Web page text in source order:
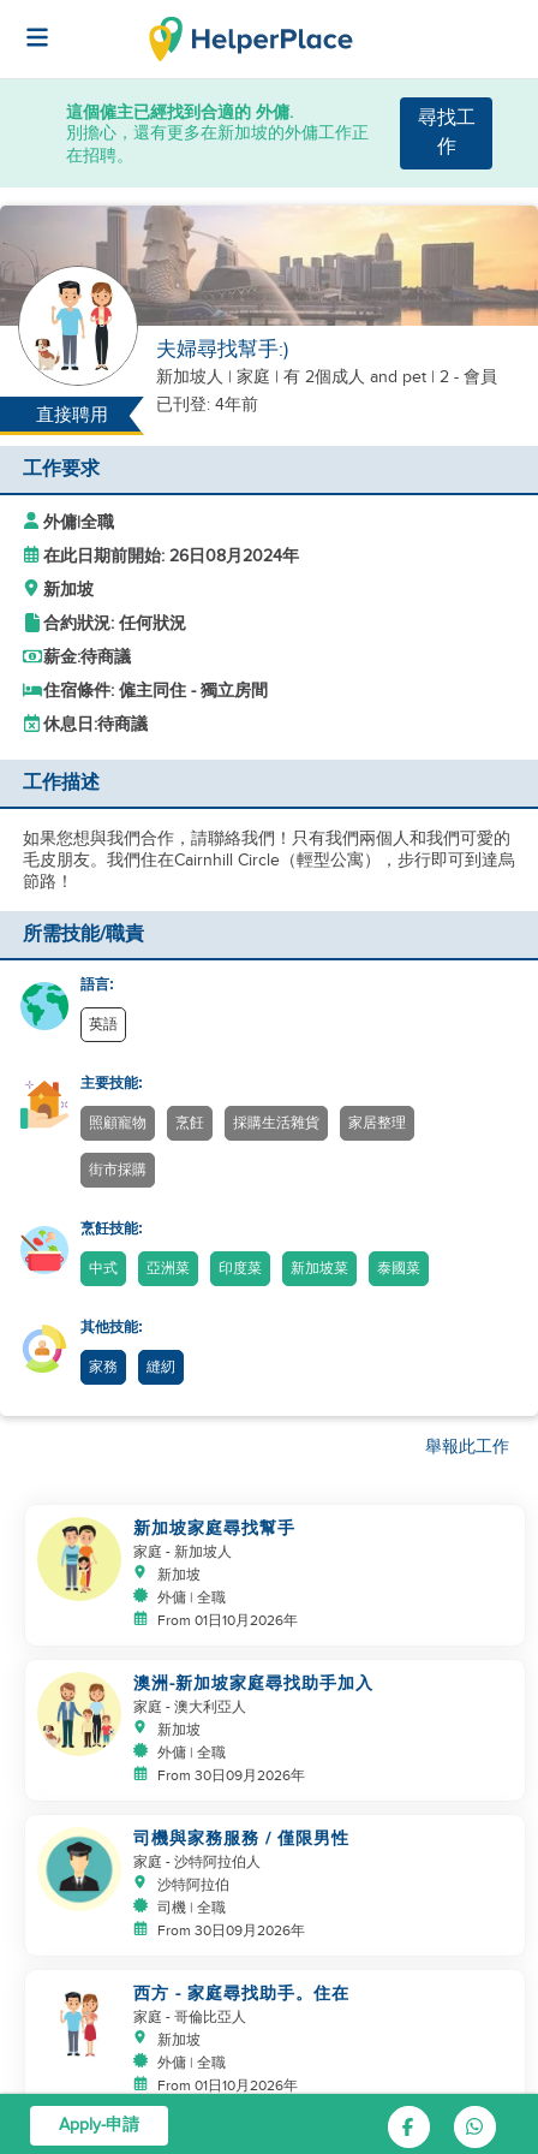
這個僱主已經找到合適的 外傭.
別擔心，還有更多在新加坡的外傭工作正
在招聘。
尋找工
作
直接聘用
夫婦尋找幫手:)
新加坡人 | 家庭 | 有 2個成人 and pet | 2 - 會員
已刊登: 4年前
工作要求
外傭|全職
在此日期前開始: 26日08月2024年
新加坡
合約狀況: 任何狀況
薪金:待商議
住宿條件: 僱主同住 - 獨立房間
休息日:待商議
工作描述
如果您想與我們合作，請聯絡我們！只有我們兩個人和我們可愛的
毛皮朋友。我們住在Cairnhill Circle（輕型公寓），步行即可到達烏
節路！
所需技能/職責
語言:
英語
主要技能:
照顧寵物 烹飪 採購生活雜貨 家居整理
街市採購
烹飪技能:
中式 亞洲菜 印度菜 新加坡菜 泰國菜
其他技能:
家務 縫紉
舉報此工作
新加坡家庭尋找幫手
家庭 - 新加坡人
新加坡
外傭 | 全職
From 01日10月2026年
澳洲-新加坡家庭尋找助手加入
家庭 - 澳大利亞人
新加坡
外傭 | 全職
From 30日09月2026年
司機與家務服務 / 僅限男性
家庭 - 沙特阿拉伯人
沙特阿拉伯
司機 | 全職
From 30日09月2026年
西方 - 家庭尋找助手。住在
家庭 - 哥倫比亞人
新加坡
外傭 | 全職
From 01日10月2026年
Apply-申請